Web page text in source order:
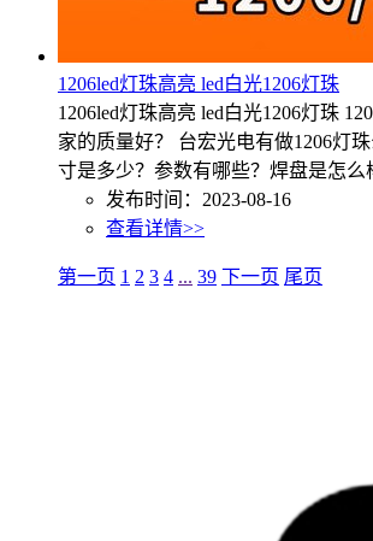
1206led灯珠高亮 led白光1206灯珠
1206led灯珠高亮 led白光1206灯珠
家的质量好？ 台宏光电有做1206灯
寸是多少？参数有哪些？焊盘是怎么
发布时间：2023-08-16
查看详情>>
第一页 1 2 3 4 ... 39 下一页 尾页